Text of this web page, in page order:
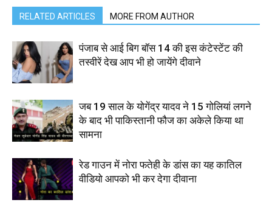
RELATED ARTICLES MORE FROM AUTHOR
पंजाब से आई बिग बॉस 14 की इस कंटेस्टेंट की
तस्वीरें देख आप भी हो जायेंगे दीवाने
जब 19 साल के योगेंद्र यादव ने 15 गोलियां लगने
के बाद भी पाकिस्तानी फौज का अकेले किया था
सामना
रेड गाउन में नोरा फतेही के डांस का यह कातिल
वीडियो आपको भी कर देगा दीवाना